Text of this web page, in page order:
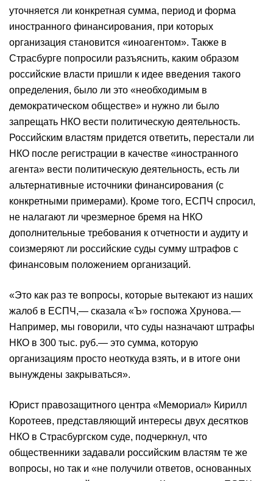
уточняется ли конкретная сумма, период и форма
иностранного финансирования, при которых
организация становится «иноагентом». Также в
Страсбурге попросили разъяснить, каким образом
российские власти пришли к идее введения такого
определения, было ли это «необходимым в
демократическом обществе» и нужно ли было
запрещать НКО вести политическую деятельность.
Российским властям придется ответить, перестали ли
НКО после регистрации в качестве «иностранного
агента» вести политическую деятельность, есть ли
альтернативные источники финансирования (с
конкретными примерами). Кроме того, ЕСПЧ спросил,
не налагают ли чрезмерное бремя на НКО
дополнительные требования к отчетности и аудиту и
соизмеряют ли российские суды сумму штрафов с
финансовым положением организаций.
«Это как раз те вопросы, которые вытекают из наших
жалоб в ЕСПЧ,— сказала «Ъ» госпожа Хрунова.—
Например, мы говорили, что суды назначают штрафы
НКО в 300 тыс. руб.— это сумма, которую
организациям просто неоткуда взять, и в итоге они
вынуждены закрываться».
Юрист правозащитного центра «Мемориал» Кирилл
Коротеев, представляющий интересы двух десятков
НКО в Страсбургском суде, подчеркнул, что
общественники задавали российским властям те же
вопросы, но так и «не получили ответов, основанных